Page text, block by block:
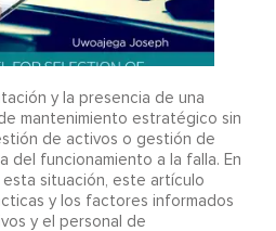
y la presencia de una
mantenimiento estratégico sin
de activos o gestión de
del funcionamiento a la falla. En
situación, este artículo
y los factores informados
y el personal de